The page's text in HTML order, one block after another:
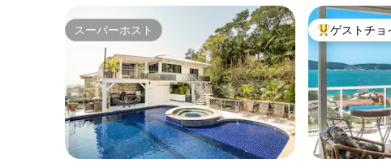
スーパーホスト
スーパーホスト 大好評のゲス
ゲストチョ